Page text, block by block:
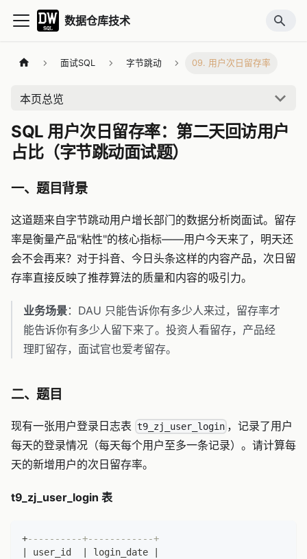
数据仓库技术
面试SQL 字节跳动 09. 用户次日留存率
本页总览
SQL 用户次日留存率：第二天回访用户
占比（字节跳动面试题）
一、题目背景
这道题来自字节跳动用户增长部门的数据分析岗面试。留存
率是衡量产品"粘性"的核心指标——用户今天来了，明天还
会不会再来？对于抖音、今日头条这样的内容产品，次日留
存率直接反映了推荐算法的质量和内容的吸引力。
业务场景：DAU 只能告诉你有多少人来过，留存率才
能告诉你有多少人留下来了。投资人看留存，产品经
理盯留存，面试官也爱考留存。
二、题目
现有一张用户登录日志表 t9_zj_user_login ，记录了用户
每天的登录情况（每天每个用户至多一条记录）。请计算每
天的新增用户的次日留存率。
t9_zj_user_login 表
+----------+------------+
user_id login_date